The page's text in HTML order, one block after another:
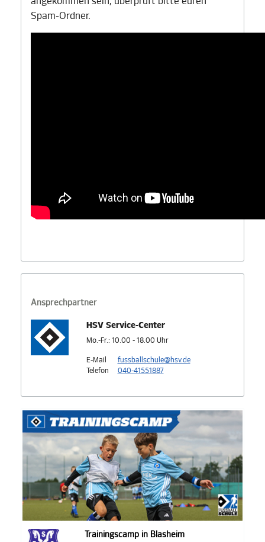
Spam-Ordner.
Ansprechpartner
HSV Service-Center
Mo.-Fr.: 10.00 - 18.00 Uhr
E-Mail
fussballschule@hsv.de
Telefon
040-41551887
Trainingscamp in Blasheim